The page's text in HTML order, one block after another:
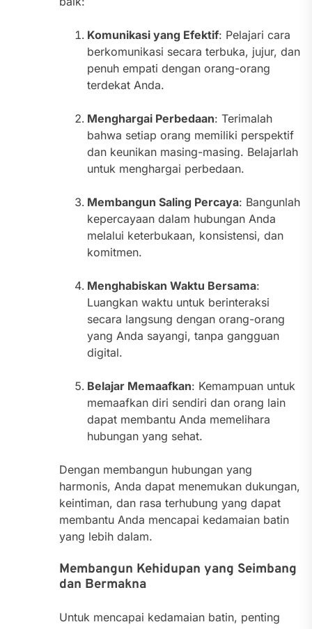
Komunikasi yang Efektif: Pelajari cara
berkomunikasi secara terbuka, jujur, dan
penuh empati dengan orang-orang
terdekat Anda.
Menghargai Perbedaan: Terimalah
bahwa setiap orang memiliki perspektif
dan keunikan masing-masing. Belajarlah
untuk menghargai perbedaan.
Membangun Saling Percaya: Bangunlah
kepercayaan dalam hubungan Anda
melalui keterbukaan, konsistensi, dan
komitmen.
Menghabiskan Waktu Bersama:
Luangkan waktu untuk berinteraksi
secara langsung dengan orang-orang
yang Anda sayangi, tanpa gangguan
digital.
Belajar Memaafkan: Kemampuan untuk
memaafkan diri sendiri dan orang lain
dapat membantu Anda memelihara
hubungan yang sehat.
Dengan membangun hubungan yang
harmonis, Anda dapat menemukan dukungan,
keintiman, dan rasa terhubung yang dapat
membantu Anda mencapai kedamaian batin
yang lebih dalam.
Membangun Kehidupan yang Seimbang
dan Bermakna
Untuk mencapai kedamaian batin, penting